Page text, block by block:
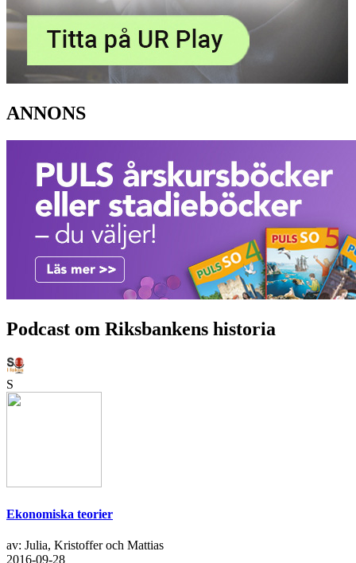
ANNONS
Podcast om Riksbankens historia
S
Ekonomiska teorier
av: Julia, Kristoffer och Mattias
2016-09-28